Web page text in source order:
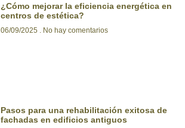
¿Cómo mejorar la eficiencia energética en
centros de estética?
06/09/2025 No hay comentarios
Pasos para una rehabilitación exitosa de
fachadas en edificios antiguos